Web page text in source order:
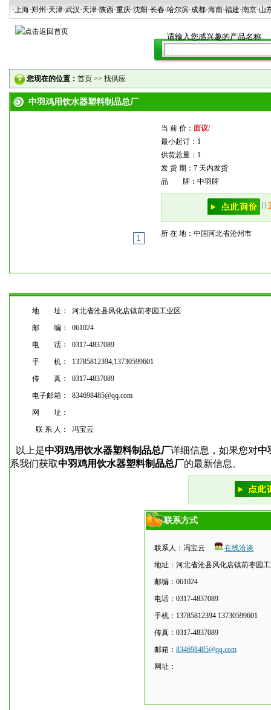
·上海·郑州 ·天津·武汉·天津·陕西·重庆·沈阳·长春·哈尔滨·成都·海南·福建·南京·山
您现在的位置： 首页 >> 找供应
中羽鸡用饮水器塑料制品总厂
1
当 前 价： 面议/
最小起订：1
供货总量：1
发 货 期：7 天内发货
品 牌：中羽牌
所 在 地：中国河北省沧州市
地 址：
河北省沧县风化店镇前枣园工业区
邮 编：
061024
电 话：
0317-4837089
手 机：
13785812394,13730599601
传 真：
0317-4837089
电子邮箱：
834698485@qq.com
网 址：
联 系 人：
冯宝云
以上是中羽鸡用饮水器塑料制品总厂详细信息，如果您对中
系我们获取中羽鸡用饮水器塑料制品总厂的最新信息。
联系方式
联系人：冯宝云
在线洽谈
地址：河北省沧县风化店镇前枣园
邮编：061024
电话：0317-4837089
手机：13785812394 13730599601
传真：0317-4837089
邮箱： 834698485@qq.com
网址：